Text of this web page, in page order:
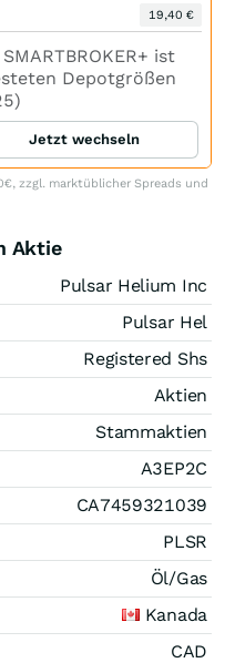
19,40 €
ist
Depotgrößen
Jetzt wechseln
zzgl. marktüblicher Spreads und
Aktie
Pulsar Helium Inc
Pulsar Hel
Registered Shs
Aktien
Stammaktien
A3EP2C
CA7459321039
PLSR
Öl/Gas
Kanada
CAD